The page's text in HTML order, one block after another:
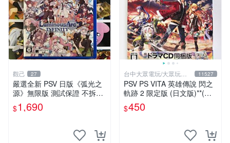
觀己 27
嚴選全新 PSV 日版《弧光之
源》無限版 測試保證 不拆封
直出 動作遊戲 PSP 弧光之源
行動遊戲 測試版
$1,690
台中大眾電玩/大眾玩具
店
11527
PSV PS VITA 英雄傳說 閃之
軌跡 2 限定版 (日文版)**(二
手商品)【台中大眾電玩】
$450